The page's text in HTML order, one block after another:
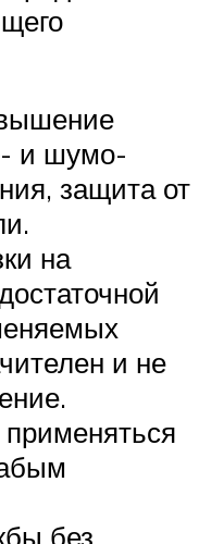
и шумо-
защита от
на
и не
без